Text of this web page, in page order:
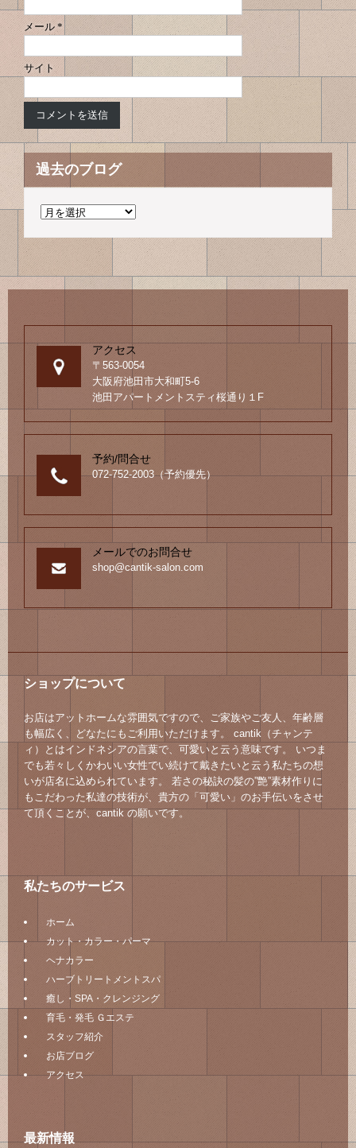
メール *
サイト
過去のブログ
過
ロ
グ
アクセス
〒563-0054
大阪府池田市大和町5-6
池田アパートメントスティ桜通り１F
予約/問合せ
072-752-2003（予約優先）
メールでのお問合せ
shop@cantik-salon.com
ショップについて
お店はアットホームな雰囲気ですので、ご家族やご友人、年齢層
も幅広く、どなたにもご利用いただけます。 cantik（チャンテ
ィ）とはインドネシアの言葉で、可愛いと云う意味です。 いつま
でも若々しくかわいい女性でい続けて戴きたいと云う私たちの想
いが店名に込められています。 若さの秘訣の髪の”艶”素材作りに
もこだわった私達の技術が、貴方の「可愛い」のお手伝いをさせ
て頂くことが、cantik の願いです。
私たちのサービス
ホーム
カット・カラー・パーマ
ヘナカラー
ハーブトリートメントスパ
癒し・SPA・クレンジング
育毛・発毛 Ｇエステ
スタッフ紹介
お店ブログ
アクセス
最新情報